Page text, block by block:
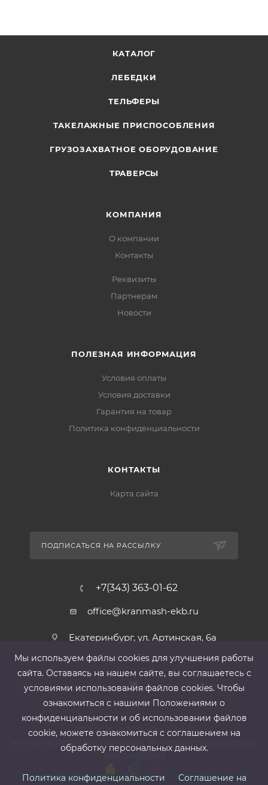
КАТАЛОГ
ЛЕБЕДКИ
ТЕЛЬФЕРЫ
ТАКЕЛАЖНЫЕ ПРИСПОСОБЛЕНИЯ
ГРУЗОЗАХВАТНОЕ ОБОРУДОВАНИЕ
ТРАВЕРСЫ
КОМПАНИЯ
О компании
Контакты
Реквизиты
Партнерам
Новости
ПОЛЕЗНАЯ ИНФОРМАЦИЯ
Условия оплаты
Условия доставки
Гарантия на товар
Политика конфиденциальности
КОНТАКТЫ
Карта сайта
ПОДПИСАТЬСЯ НА РАССЫЛКУ
+7(343) 363-01-62
office@kranmash-ekb.ru
Екатеринбург, ул. Артинская, 6а
2013-2026 ©ООО «КранМаш»
ИНН 6678080212, КПП 667801001 ,Р/с 40702810302500019939,
БИК 044525999
Мы используем файлы cооkies для улучшения работы
сайта. Оставаясь на нашем сайте, вы соглашаетесь с
условиями использования файлов cооkies. Чтобы
ознакомиться с нашими Положениями о
конфиденциальности и об использовании файлов
cookie, можете ознакомиться с соглашением на
обработку персональных данных.
Политика конфиденциальности Соглашение на